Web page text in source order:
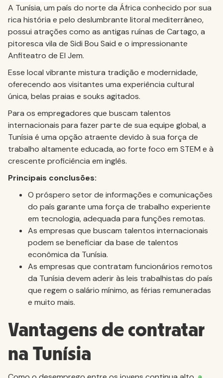
A Tunísia, um país do norte da África conhecido por sua
rica história e pelo deslumbrante litoral mediterrâneo,
possui atrações como as antigas ruínas de Cartago, a
pitoresca vila de Sidi Bou Said e o impressionante
Anfiteatro de El Jem.
Esse local vibrante mistura tradição e modernidade,
oferecendo aos visitantes uma experiência cultural
única, belas praias e souks agitados.
Para os empregadores que buscam talentos
internacionais para fazer parte de sua equipe global, a
Tunísia é uma opção atraente devido à sua força de
trabalho altamente educada, ao forte foco em STEM e à
crescente proficiência em inglês.
Principais conclusões:
O próspero setor de informações e comunicações
do país garante uma força de trabalho experiente
em tecnologia, adequada para funções remotas.
As empresas que buscam talentos internacionais
podem se beneficiar da base de talentos
econômica da Tunísia.
As empresas que contratam funcionários remotos
da Tunísia devem aderir às leis trabalhistas do país
que regem o salário mínimo, as férias remuneradas
e muito mais.
Vantagens de contratar
na Tunísia